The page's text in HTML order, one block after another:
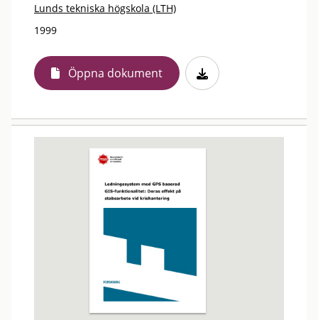
Lunds tekniska högskola (LTH)
1999
Öppna dokument